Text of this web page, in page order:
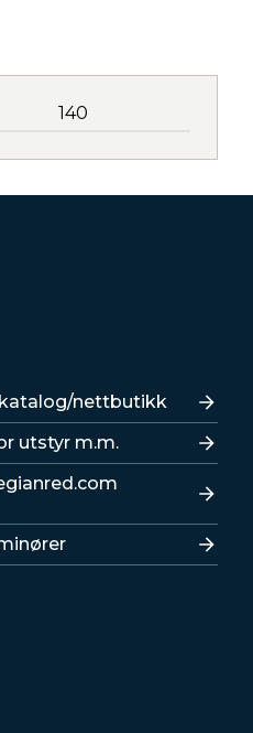
140
nettbutikk
utstyr m.m.